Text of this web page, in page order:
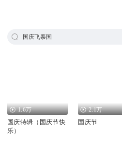
国庆飞泰国
1.6万
国庆特辑（国庆节快
乐）
2.1万
国庆节